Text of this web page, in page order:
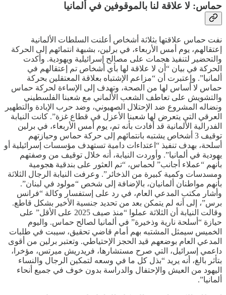
حماس: لا علاقة لنا بالموقوفين في ألمانيا
نفت حماس علاقتها بثلاثة أشخاص أعلنت السلطات الألمانية
إعتقالهم، يوم أمس الأربعاء، في برلين، بشبهة انتمائهم إلى الحركة
والتحضير لتنفيذ هجمات على مصالح إسرائيلية ويهودية. وأكدت
الحركة في بيان “أن لا علاقة لها بأي أشخاص تم إعتقالهم في
ألمانيا”. وإعتبرت أن “مزاعم الإشتباه بعلاقة المعتقلين بحركة
حماس لا أساس لها من الصحة، وتهدف إلى الإساءة لحركة حماس
والتشويش على تعاطف الشعب الألماني مع شعبنا الفلسطيني
ونضاله المشروع ضد الإحتلال الصهيوني، وضد حرب الإبادة والتطهير
العرقي التي يتعرض لها شعبنا الأعزل في قطاع غزة”. كانت النيابة
الفدرالية الألمانية قد أفادت بأنه تم، يوم أمس الأربعاء، في برلين
توقيف 3 أشخاص يشتبه بانتمائهم إلى حركة حماس وحيازتهم
أسلحة، بهدف تنفيذ “اعتداءات دامية تستهدف مؤسسات إسرائيلية أو
يهودية في ألمانيا”. وأوردت النيابة، أنه خلال توقيف من وصفتهم
بأنهم “عملاء أجانب” لحماس، “تم العثور على بندقية هجومية
ومسدسات وكمية كبيرة من الذخائر”. وعرفت النيابة الرجال الثلاثة
بأنهم مواطنان ألمانيان، بالإضافة إلى شخص “مولود في لبنان”.
وأشار مكتب المدعي العام، في رد على إستفسار وكالة “فرانس
برس”، إلى أنه لم يتمكن بعد من تحديد جنسية الأخير بشكل قاطع.
وقالت النيابة أن الثلاثة عملوا “منذ صيف 2025 على الأقل” على
حيازة “أسلحة نارية وذخيرة” في ألمانيا لصالح حماس. واليوم
الخميس سيمثل المشتبه بهم أمام قاضي تحقيق، سيبت في طلبات
المدعي العام بوضعهم قيد الحجز الإحتياطي. وتعتبر برلين من أقوى
داعمي إسرائيل، التي صرح مستشارها، فريدريش ميرتس، مؤخرا،
بتأثر بالغ، أنه يريد “بذل كل ما في وسعه لتمكين الرجال والنساء
اليهود من العيش والإحتفال والدراسة بدون خوف في جميع أنحاء
ألمانيا”.